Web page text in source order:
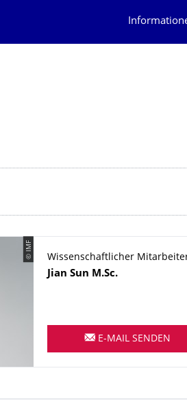
© IMF
Wissenschaftlicher
Name
Jian Sun M.Sc.
E-MAIL SENDEN